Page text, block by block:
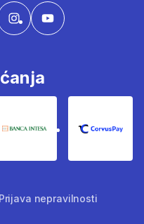
karticeBanka Intesa
Prijava nepravilnosti